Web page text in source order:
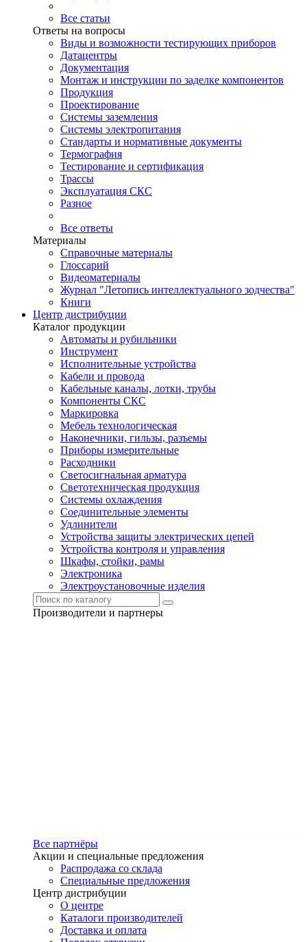
Все статьи
Ответы на вопросы
Виды и возможности тестирующих приборов
Датацентры
Документация
Монтаж и инструкции по заделке компонентов
Продукция
Проектирование
Системы заземления
Системы электропитания
Стандарты и нормативные документы
Термография
Тестирование и сертификация
Трассы
Эксплуатация СКС
Разное
Все ответы
Материалы
Справочные материалы
Глоссарий
Видеоматериалы
Журнал "Летопись интеллектуального зодчества"
Книги
Центр дистрибуции
Каталог продукции
Автоматы и рубильники
Инструмент
Исполнительные устройства
Кабели и провода
Кабельные каналы, лотки, трубы
Компоненты СКС
Маркировка
Мебель технологическая
Наконечники, гильзы, разъемы
Приборы измерительные
Расходники
Светосигнальная арматура
Светотехническая продукция
Системы охлаждения
Соединительные элементы
Удлинители
Устройства защиты электрических цепей
Устройства контроля и управления
Шкафы, стойки, рамы
Электроника
Электроустановочные изделия
Производители и партнеры
Все партнёры
Акции и специальные предложения
Распродажа со склада
Специальные предложения
Центр дистрибуции
О центре
Каталоги производителей
Доставка и оплата